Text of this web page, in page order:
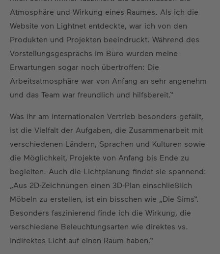
Atmosphäre und Wirkung eines Raumes. Als ich die
Website von Lightnet entdeckte, war ich von den
Produkten und Projekten beeindruckt. Während des
Vorstellungsgesprächs im Büro wurden meine
Erwartungen sogar noch übertroffen: Die
Arbeitsatmosphäre war von Anfang an sehr angenehm
und das Team war freundlich und hilfsbereit.“
Was ihr am internationalen Vertrieb besonders gefällt,
ist die Vielfalt der Aufgaben, die Zusammenarbeit mit
verschiedenen Ländern, Sprachen und Kulturen sowie
die Möglichkeit, Projekte von Anfang bis Ende zu
begleiten. Auch die Lichtplanung findet sie spannend:
„Aus 2D-Zeichnungen einen 3D-Plan einschließlich
Möbeln zu erstellen, ist ein bisschen wie „Die Sims“.
Besonders faszinierend finde ich die Wirkung, die
verschiedene Beleuchtungsarten wie direktes vs.
indirektes Licht auf einen Raum haben.“